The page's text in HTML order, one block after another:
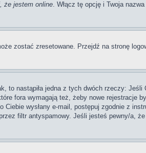
że jestem online. Włącz tę opcję i Twoja
zostać zresetowane. Przejdź na stronę
to nastąpiła jedna z tych dwóch rzeczy:
fora wymagają też, żeby nowe rejestracje
wysłany e-mail, postępuj zgodnie z
filtr antyspamowy. Jeśli jesteś pewny/a,